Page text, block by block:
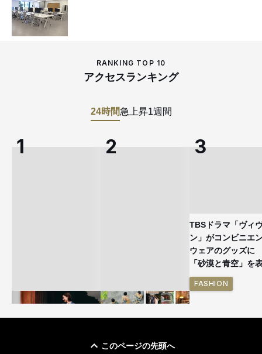
RANKING TOP 10
アクセスランキング
24時間急上昇1週間
TBSドラマ「ヴィ
ン」がコンビニエ
ウェアのグッズ
「砂漠と青空」を
FASHION
このページの先頭へ